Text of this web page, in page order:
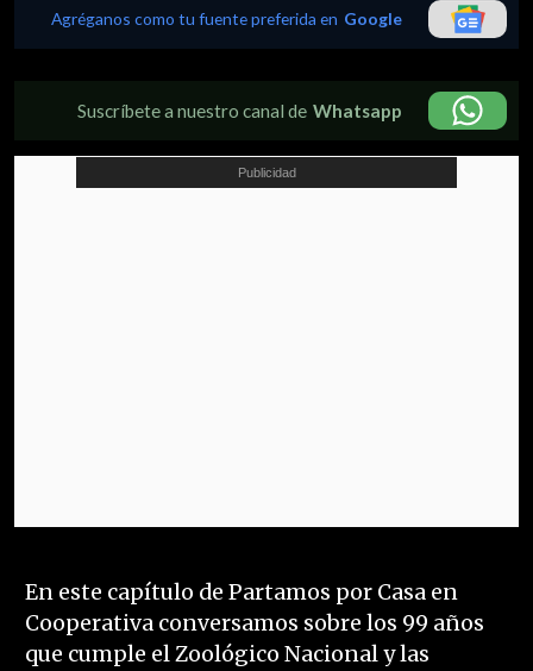
Agréganos como tu fuente preferida en Google
Suscríbete a nuestro canal de Whatsapp
En este capítulo de Partamos por Casa en
Cooperativa conversamos sobre los 99 años
que cumple el Zoológico Nacional y las